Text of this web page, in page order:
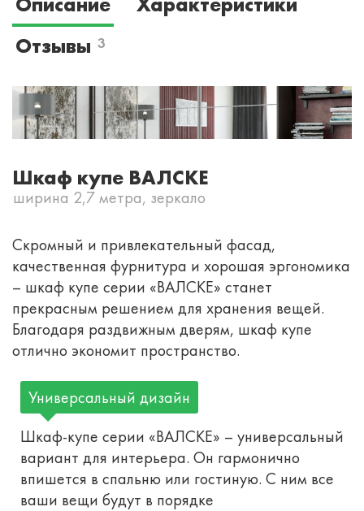
Отзывы 3
Шкаф купе ВАЛСКЕ
ширина 2,7 метра, зеркало
Скромный и привлекательный фасад,
качественная фурнитура и хорошая эргономика
– шкаф купе серии «ВАЛСКЕ» станет
прекрасным решением для хранения вещей.
Благодаря раздвижным дверям, шкаф купе
отлично экономит пространство.
Универсальный дизайн
Шкаф-купе серии «ВАЛСКЕ» – универсальный
вариант для интерьера. Он гармонично
впишется в спальню или гостиную. С ним все
ваши вещи будут в порядке